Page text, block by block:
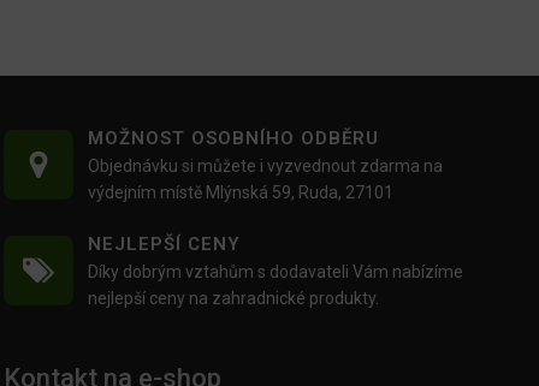
MOŽNOST OSOBNÍHO ODBĚRU
Objednávku si můžete i vyzvednout zdarma na
výdejním místě Mlýnská 59, Ruda, 27101
NEJLEPŠÍ CENY
Díky dobrým vztahům s dodavateli Vám nabízíme
nejlepší ceny na zahradnické produkty.
Kontakt na e-shop